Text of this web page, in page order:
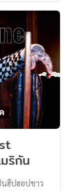
ติของเขากัน
ารเล่น
ด มีชื่อเต็มว่า
นที่ 5
ฟุต 1 นิ้ว) เป็น
ดูโลริช อาไวรู
คน […]
ริกัน
ฮิปฮอปชาว